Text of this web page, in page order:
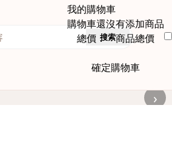
我的購物車
購物車還沒有添加商品
總價： 商品總價
確定購物車
搜索
›